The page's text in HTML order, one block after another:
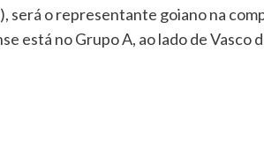
será o representante goiano na
está no Grupo A, ao lado de Vasco